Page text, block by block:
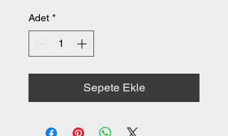
Adet *
Sepete Ekle